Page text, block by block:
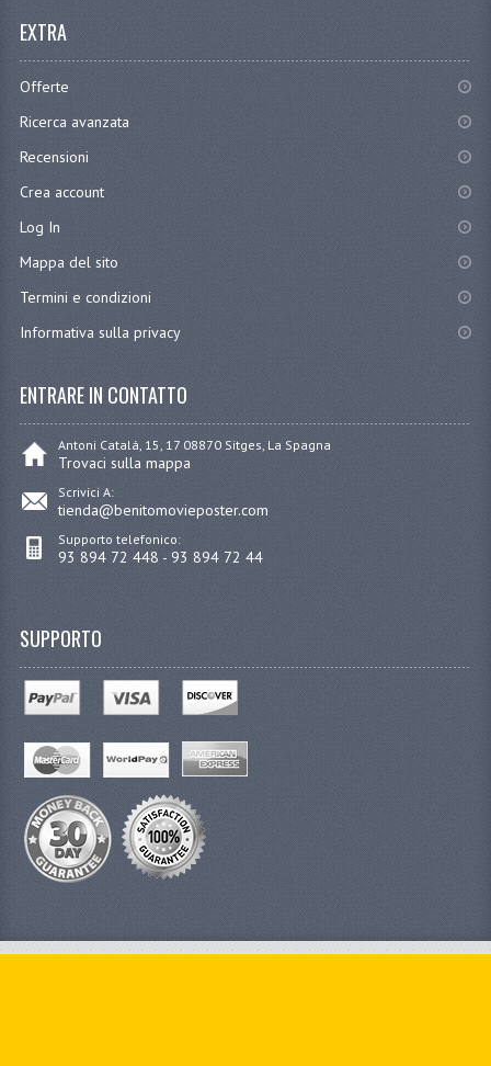
EXTRA
Offerte
Ricerca avanzata
Recensioni
Crea account
Log In
Mappa del sito
Termini e condizioni
Informativa sulla privacy
ENTRARE IN CONTATTO
Antoni Catalá, 15, 17 08870 Sitges, La Spagna
Trovaci sulla mappa
Scrivici A:
tienda@benitomovieposter.com
Supporto telefonico:
93 894 72 448 - 93 894 72 44
SUPPORTO